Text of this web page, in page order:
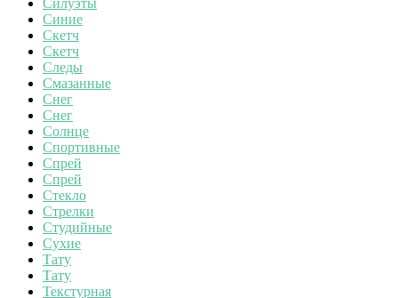
Синие
Скетч
Скетч
Следы
Смазанные
Снег
Снег
Солнце
Спортивные
Спрей
Спрей
Стекло
Стрелки
Студийные
Сухие
Тату
Тату
Текстурная